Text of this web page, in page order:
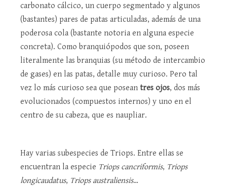
carbonato cálcico, un cuerpo segmentado y algunos
(bastantes) pares de patas articuladas, además de una
poderosa cola (bastante notoria en alguna especie
concreta). Como branquiópodos que son, poseen
literalmente las branquias (su método de intercambio
de gases) en las patas, detalle muy curioso. Pero tal
vez lo más curioso sea que posean tres ojos, dos más
evolucionados (compuestos internos) y uno en el
centro de su cabeza, que es naupliar.
Hay varias subespecies de Triops. Entre ellas se
encuentran la especie Triops cancriformis, Triops
longicaudatus, Triops australiensis…